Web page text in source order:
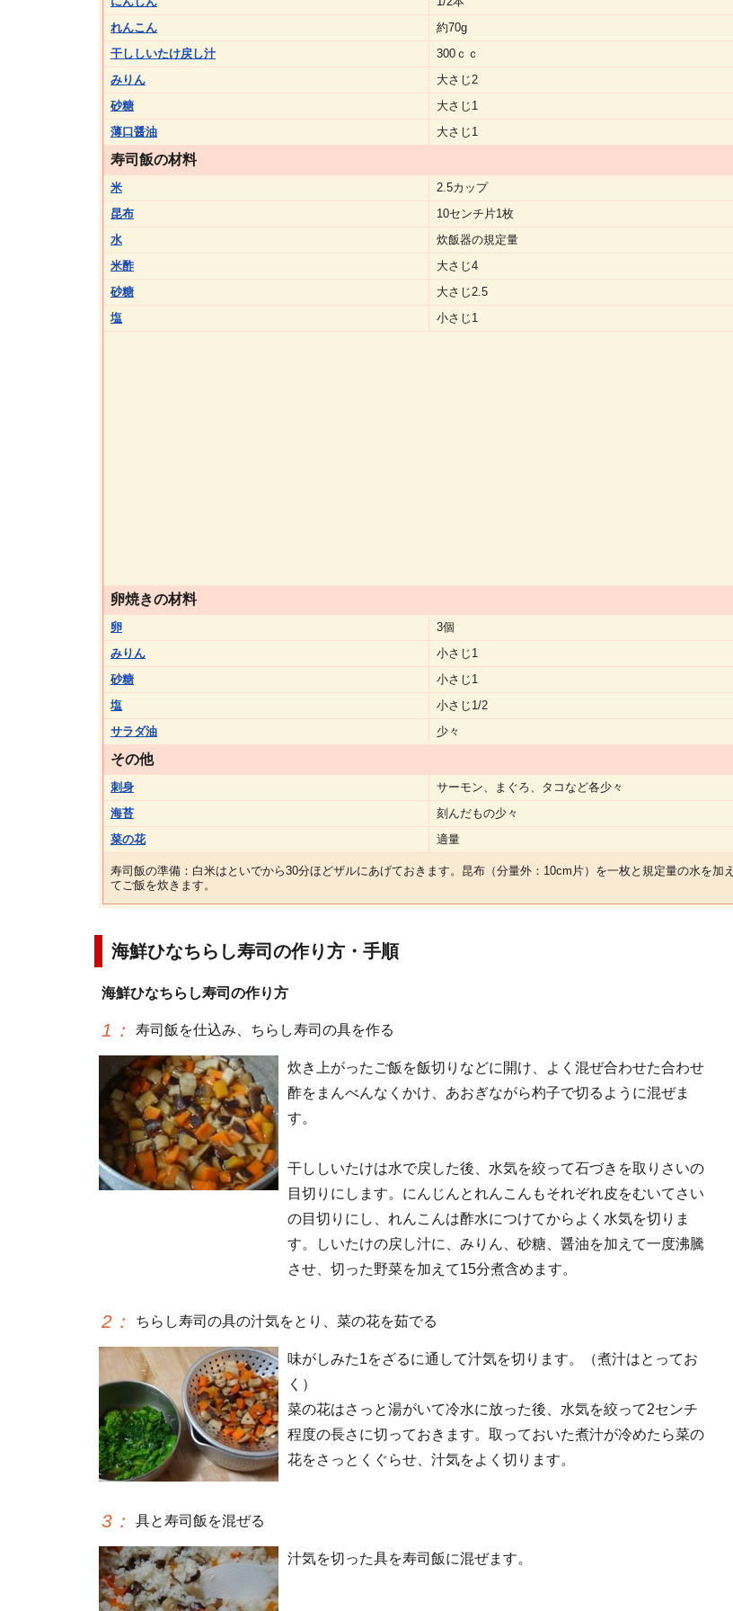
れんこん
約70g
干ししいたけ戻し汁
300ｃｃ
みりん
大さじ2
砂糖
大さじ1
薄口醤油
大さじ1
寿司飯の材料
米
2.5カップ
昆布
10センチ片1枚
水
炊飯器の規定量
米酢
大さじ4
砂糖
大さじ2.5
塩
小さじ1
卵焼きの材料
卵
3個
みりん
小さじ1
砂糖
小さじ1
塩
小さじ1/2
サラダ油
少々
その他
刺身
サーモン、まぐろ、タコなど各少々
海苔
刻んだもの少々
菜の花
適量
寿司飯の準備：白米はといでから30分ほどザルにあげておきます。昆布（分量外：10cm片）を一枚と規定量の水を加え
てご飯を炊きます。
海鮮ひなちらし寿司の作り方・手順
海鮮ひなちらし寿司の作り方
1 ： 寿司飯を仕込み、ちらし寿司の具を作る
炊き上がったご飯を飯切りなどに開け、よく混ぜ合わせた合わせ
酢をまんべんなくかけ、あおぎながら杓子で切るように混ぜま
す。
干ししいたけは水で戻した後、水気を絞って石づきを取りさいの
目切りにします。にんじんとれんこんもそれぞれ皮をむいてさい
の目切りにし、れんこんは酢水につけてからよく水気を切りま
す。しいたけの戻し汁に、みりん、砂糖、醤油を加えて一度沸騰
させ、切った野菜を加えて15分煮含めます。
2 ： ちらし寿司の具の汁気をとり、菜の花を茹でる
味がしみた1をざるに通して汁気を切ります。（煮汁はとってお
く）
菜の花はさっと湯がいて冷水に放った後、水気を絞って2センチ
程度の長さに切っておきます。取っておいた煮汁が冷めたら菜の
花をさっとくぐらせ、汁気をよく切ります。
3 ： 具と寿司飯を混ぜる
汁気を切った具を寿司飯に混ぜます。